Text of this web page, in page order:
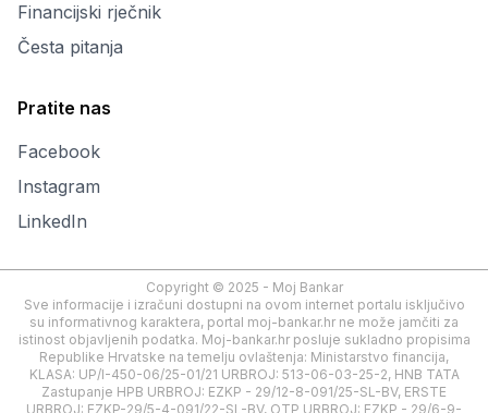
Financijski rječnik
Česta pitanja
Pratite nas
Facebook
Instagram
LinkedIn
Copyright © 2025 - Moj Bankar
Sve informacije i izračuni dostupni na ovom internet portalu isključivo
su informativnog karaktera, portal moj-bankar.hr ne može jamčiti za
istinost objavljenih podatka. Moj-bankar.hr posluje sukladno propisima
Republike Hrvatske na temelju ovlaštenja: Ministarstvo financija,
KLASA: UP/I-450-06/25-01/21 URBROJ: 513-06-03-25-2, HNB TATA
Zastupanje HPB URBROJ: EZKP - 29/12-8-091/25-SL-BV, ERSTE
URBROJ: EZKP-29/5-4-091/22-SL-BV, OTP URBROJ: EZKP - 29/6-9-